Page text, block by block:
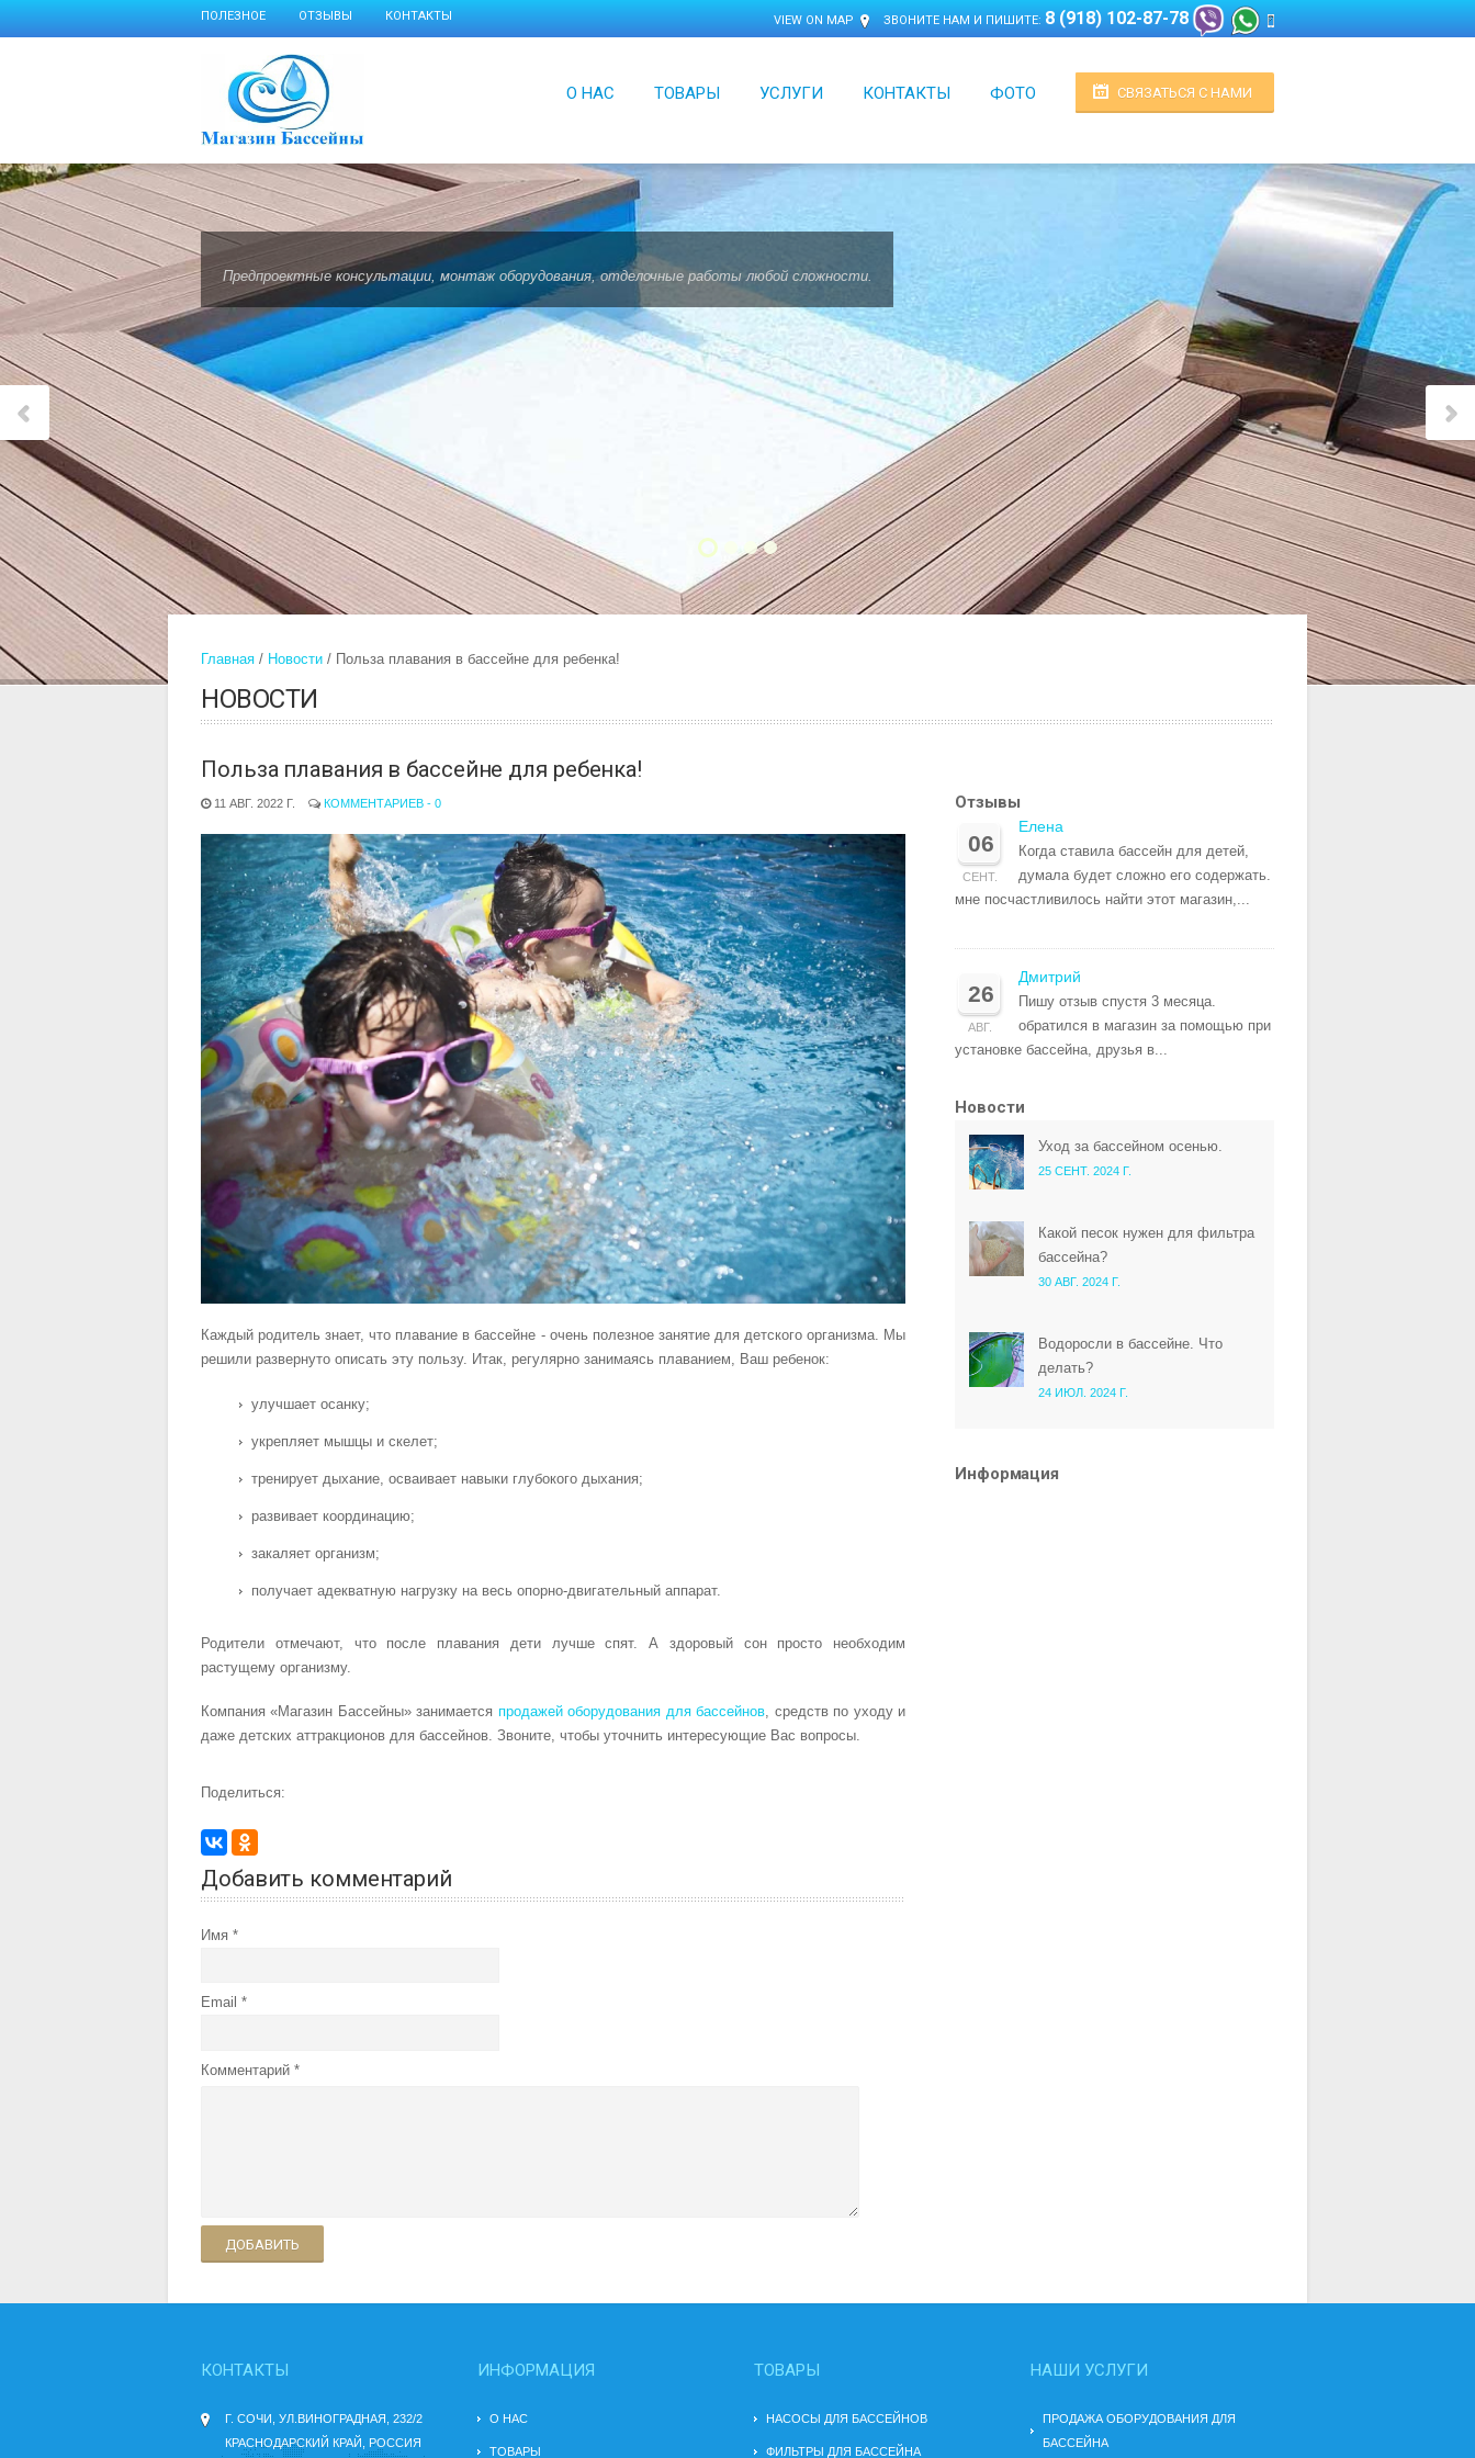
ПОЛЕЗНОЕ ОТЗЫВЫ КОНТАКТЫ VIEW ON MAP ЗВОНИТЕ НАМ И ПИШИТЕ: 8 (918) 102-87-78
СВЯЗАТЬСЯ С НАМИ
О НАС ТОВАРЫ УСЛУГИ КОНТАКТЫ ФОТО
Предпроектные консультации, монтаж оборудования, отделочные работы любой сложности.
Главная Новости Польза плавания в бассейне для ребенка!
НОВОСТИ
Польза плавания в бассейне для ребенка!
11 АВГ. 2022 Г. КОММЕНТАРИЕВ - 0
Каждый родитель знает, что плавание в бассейне - очень полезное занятие для детского организма. Мы
решили развернуто описать эту пользу. Итак, регулярно занимаясь плаванием, Ваш ребенок:
улучшает осанку;
укрепляет мышцы и скелет;
тренирует дыхание, осваивает навыки глубокого дыхания;
развивает координацию;
закаляет организм;
получает адекватную нагрузку на весь опорно-двигательный аппарат.
Родители отмечают, что после плавания дети лучше спят. А здоровый сон просто необходим
растущему организму.
Компания «Магазин Бассейны» занимается продажей оборудования для бассейнов , средств по уходу и
даже детских аттракционов для бассейнов. Звоните, чтобы уточнить интересующие Вас вопросы.
Поделиться:
Добавить комментарий
Имя
Email
Комментарий
ДОБАВИТЬ
Отзывы
06
СЕНТ.
Елена
Когда ставила бассейн для детей,
думала будет сложно его содержать.
мне посчастливилось найти этот магазин,...
26
АВГ.
Дмитрий
Пишу отзыв спустя 3 месяца.
обратился в магазин за помощью при
установке бассейна, друзья в...
Новости
Уход за бассейном осенью.
25 СЕНТ. 2024 Г.
Какой песок нужен для фильтра
бассейна?
30 АВГ. 2024 Г.
Водоросли в бассейне. Что
делать?
24 ИЮЛ. 2024 Г.
Информация
КОНТАКТЫ
Г. СОЧИ, УЛ.ВИНОГРАДНАЯ, 232/2
КРАСНОДАРСКИЙ КРАЙ, РОССИЯ
ИНФОРМАЦИЯ
О НАС
ТОВАРЫ
ТОВАРЫ
НАСОСЫ ДЛЯ БАССЕЙНОВ
ФИЛЬТРЫ ДЛЯ БАССЕЙНА
НАШИ УСЛУГИ
ПРОДАЖА ОБОРУДОВАНИЯ ДЛЯ
БАССЕЙНА